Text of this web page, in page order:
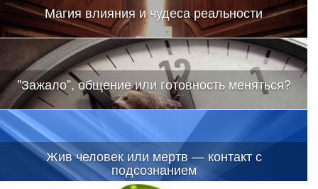
Магия влияния и чудеса реальности
"Зажало", общение или готовность меняться?
Жив человек или мертв — контакт с
подсознанием